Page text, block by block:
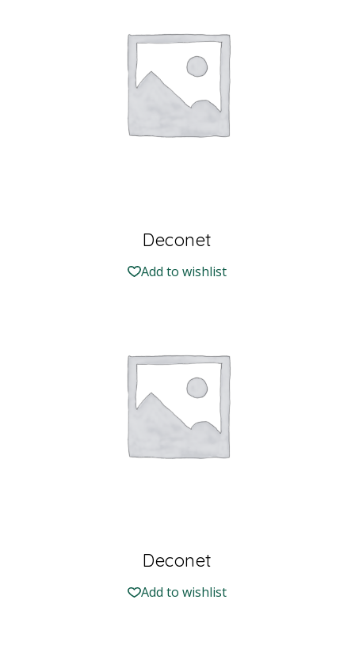
Deconet
Add to wishlist
Deconet
Add to wishlist